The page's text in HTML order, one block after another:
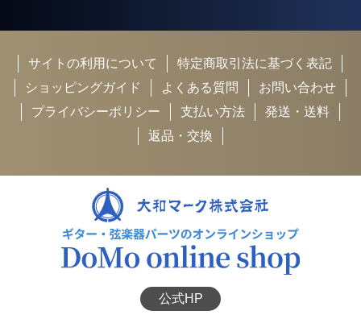
サイトの利用について
特定商取引法に基づく表記
ショッピングガイド
よくある質問
お問い合わせ
プライバシーポリシー
支払い方法
発送・送料
返品・交換
公式HP